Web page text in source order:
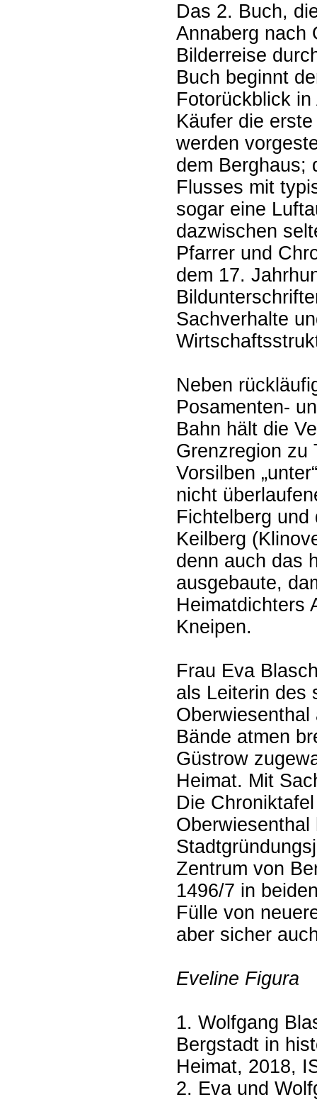
Das 2. Buch,
Annaberg nach
Bilderreise
Buch beginnt
Fotorückblick
Käufer die
werden
dem Berghaus;
Flusses mit
sogar eine
dazwischen
Pfarrer und
dem 17.
Sachverhalte
Neben
Posamenten-
Bahn hält die
Grenzregion zu
Vorsilben
nicht
Fichtelberg
Keilberg
denn auch das
ausgebaute,
Heimatdichters
Kneipen.
Frau Eva
als Leiterin des
Bände atmen
Güstrow
Heimat. Mit
Die
Zentrum von
1496/7 in
Fülle von
aber sicher
Eveline Figura
1. Wolfgang
Bergstadt in
Heimat, 2018,
2. Eva und